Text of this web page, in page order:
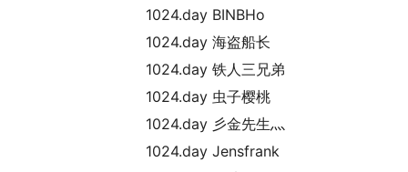
1024.day BINBHo
1024.day 海盗船长
1024.day 铁人三兄弟
1024.day 虫子樱桃
1024.day 彡金先生灬
1024.day Jensfrank